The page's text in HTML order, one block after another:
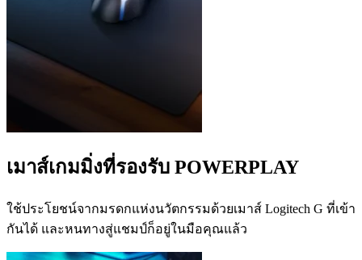
เมาส์เกมมิ่งที่รองรับ POWERPLAY
ใช้ประโยชน์จากมรดกแห่งนวัตกรรมด้วยเมาส์ Logitech G ที่เข้า
กันได้ และหนทางสู่แชมป์ก็อยู่ในมือคุณแล้ว